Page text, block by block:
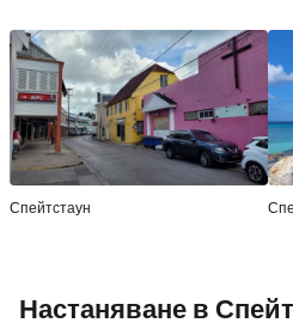
Спейтстаун
Настаняване в